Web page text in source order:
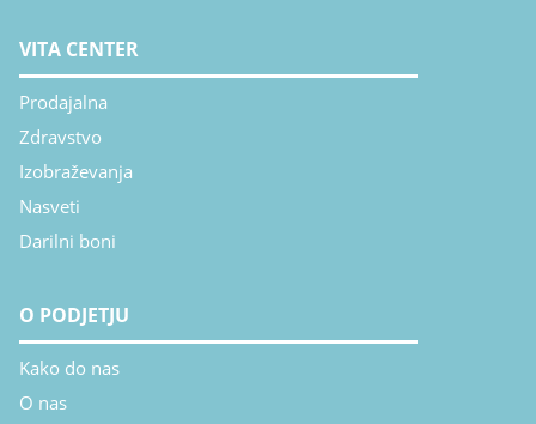
VITA CENTER
Prodajalna
Zdravstvo
Izobraževanja
Nasveti
Darilni boni
O PODJETJU
Kako do nas
O nas